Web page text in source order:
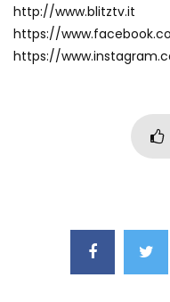
Nei
Il gelo
http://www.blitztv.it
https://
https://